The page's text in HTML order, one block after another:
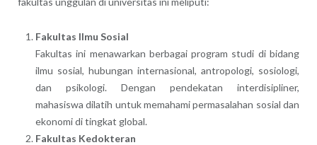
Fakultas Ilmu Sosial
Fakultas ini menawarkan berbagai program studi di bidang
ilmu sosial, hubungan internasional, antropologi, sosiologi,
dan psikologi. Dengan pendekatan interdisipliner,
mahasiswa dilatih untuk memahami permasalahan sosial dan
ekonomi di tingkat global.
Fakultas Kedokteran